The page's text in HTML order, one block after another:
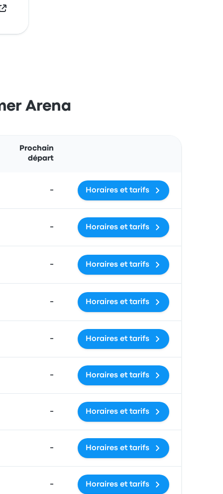
Arena
Prochain
départ
- Horaires et tarifs
- Horaires et tarifs
- Horaires et tarifs
- Horaires et tarifs
- Horaires et tarifs
- Horaires et tarifs
- Horaires et tarifs
- Horaires et tarifs
- Horaires et tarifs